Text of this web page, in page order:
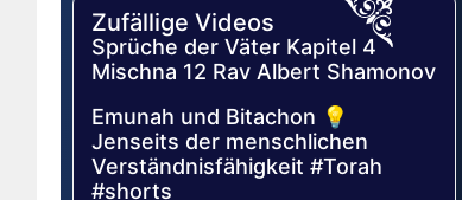
Zufällige Videos
Sprüche der Väter Kapitel 4
Mischna 12 Rav Albert Shamonov
Emunah und Bitachon 💡
Jenseits der menschlichen
Verständnisfähigkeit #Torah
#shorts